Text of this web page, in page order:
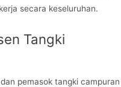
secara keseluruhan.
Tangki
pemasok tangki campuran